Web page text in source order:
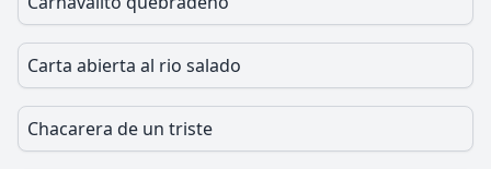
Carta abierta al rio salado
Chacarera de un triste